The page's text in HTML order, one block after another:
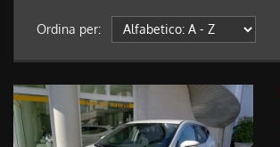
Ordina per: